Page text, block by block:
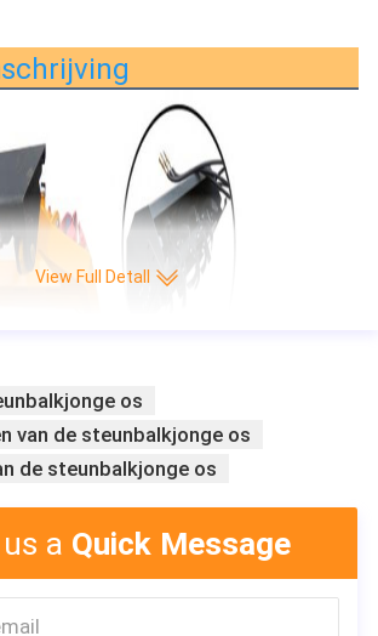
View Full Detall
os
van de steunbalkjonge os
de steunbalkjonge os
a Quick Message